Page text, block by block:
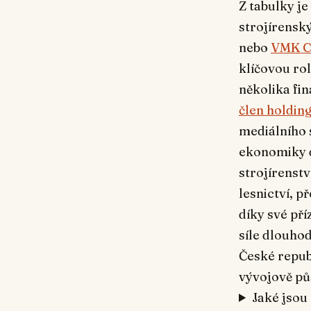
Z tabulky
nebo VMK
klíčovou
několika
člen
mediálního
ekonomiky
lesnictví,
díky své
síle
České
vývojově
Jaké